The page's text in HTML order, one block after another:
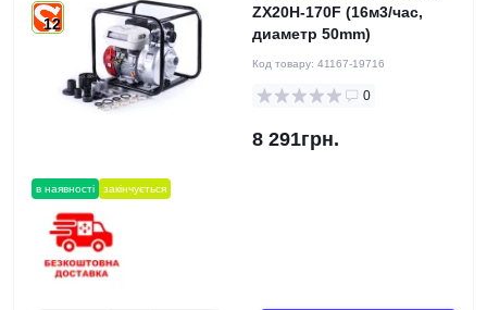
в наявності закінчується
12
ZX20H-170F (16м3/час,
диаметр 50mm)
Код товару: 41167-19716
0
8 291грн.